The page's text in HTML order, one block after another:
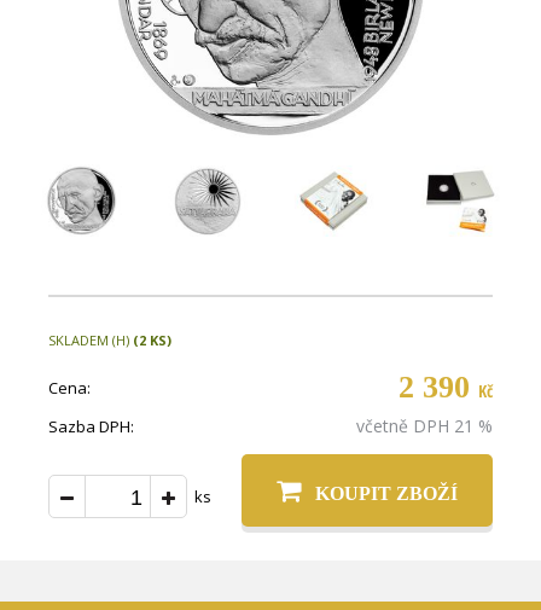
SKLADEM (H) (2 KS)
Cena: 2 390 Kč
Sazba DPH: včetně DPH 21 %
ks KOUPIT ZBOŽÍ